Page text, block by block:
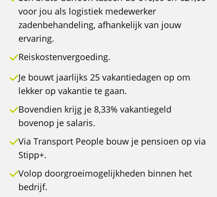
voor jou als logistiek medewerker
zadenbehandeling, afhankelijk van jouw
ervaring.
Reiskostenvergoeding.
Je bouwt jaarlijks 25 vakantiedagen op om
lekker op vakantie te gaan.
Bovendien krijg je 8,33% vakantiegeld
bovenop je salaris.
Via Transport People bouw je pensioen op via
Stipp+.
Volop doorgroeimogelijkheden binnen het
bedrijf.